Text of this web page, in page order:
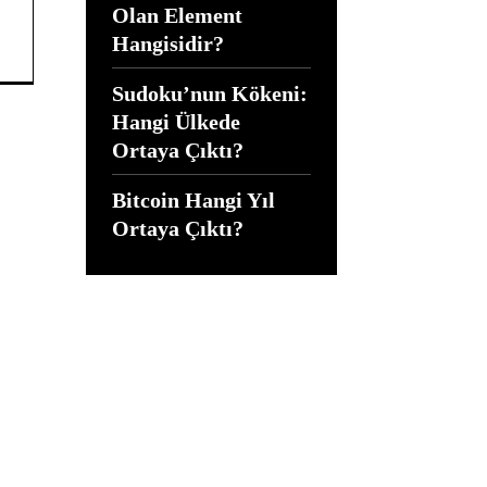
Olan Element
Hangisidir?
Sudoku’nun Kökeni:
Hangi Ülkede
Ortaya Çıktı?
Bitcoin Hangi Yıl
Ortaya Çıktı?